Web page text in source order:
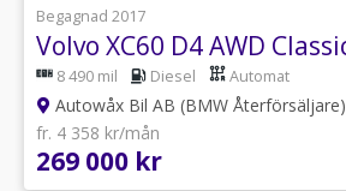
Begagnad 2017
8 490 mil Diesel Automat
Autowåx Bil AB (BMW Återförsäljare)
fr. 4 358 kr/mån
269 000 kr